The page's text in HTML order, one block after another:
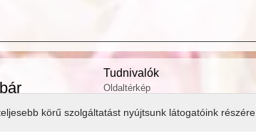
körű szolgáltatást nyújtsunk látogatóink részére.
Tudnivalók
Oldaltérkép